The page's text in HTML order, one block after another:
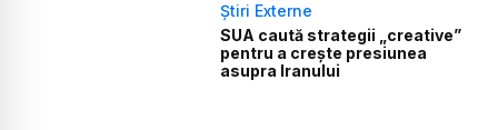
Știri Externe
SUA caută strategii „creative”
pentru a crește presiunea
asupra Iranului